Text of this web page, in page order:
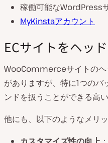
稼働可能なWordPress
MyKinstaアカウント
ECサイトをヘッ
WooCommerceサイトのヘ
がありますが、特に1つの
ンドを扱うことができる高
他にも、以下のようなメリ